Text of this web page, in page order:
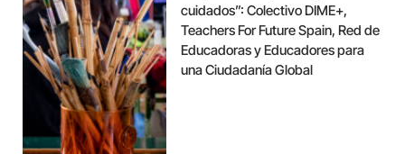
cuidados”: Colectivo DIME+,
Teachers For Future Spain, Red de
Educadoras y Educadores para
una Ciudadanía Global